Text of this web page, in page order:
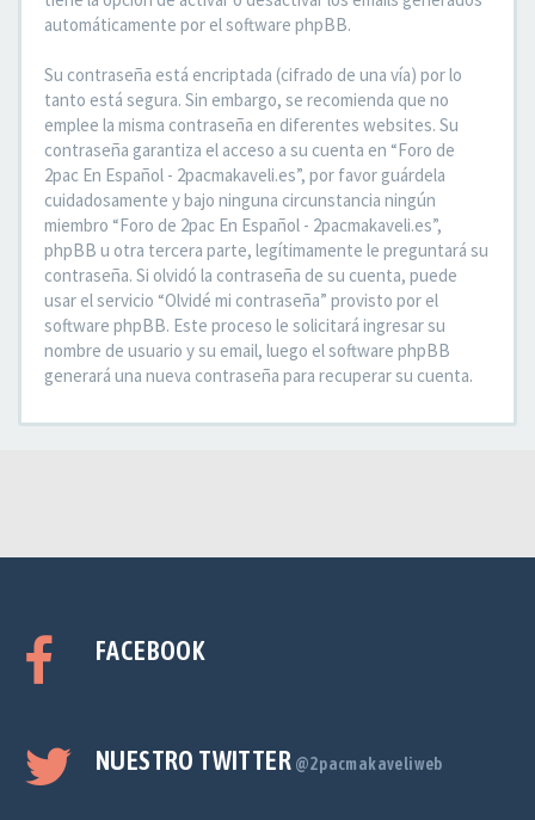
automáticamente por el software phpBB.
Su contraseña está encriptada (cifrado de una vía) por lo
tanto está segura. Sin embargo, se recomienda que no
emplee la misma contraseña en diferentes websites. Su
contraseña garantiza el acceso a su cuenta en “Foro de
2pac En Español - 2pacmakaveli.es”, por favor guárdela
cuidadosamente y bajo ninguna circunstancia ningún
miembro “Foro de 2pac En Español - 2pacmakaveli.es”,
phpBB u otra tercera parte, legítimamente le preguntará su
contraseña. Si olvidó la contraseña de su cuenta, puede
usar el servicio “Olvidé mi contraseña” provisto por el
software phpBB. Este proceso le solicitará ingresar su
nombre de usuario y su email, luego el software phpBB
generará una nueva contraseña para recuperar su cuenta.
FACEBOOK
NUESTRO TWITTER @2pacmakaveliweb